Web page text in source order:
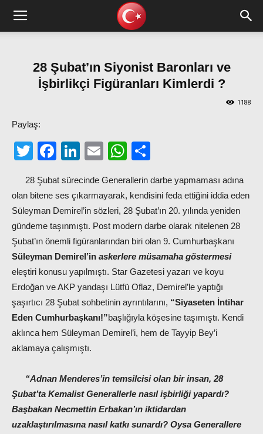
28 Şubat’ın Siyonist Baronları ve
İşbirlikçi Figüranları Kimlerdi ?
1188
Paylaş:
TwitterFacebook
LinkedIn
EmailWhatsApp
28 Şubat sürecinde Generallerin darbe yapmaması adına
olan bitene ses çıkarmayarak, kendisini feda ettiğini iddia eden
Süleyman Demirel’in sözleri, 28 Şubat’ın 20. yılında yeniden
gündeme taşınmıştı. Post modern darbe olarak nitelenen 28
Şubat’ın önemli figüranlarından biri olan 9. Cumhurbaşkanı
Süleyman Demirel’in askerlere müsamaha göstermesi
eleştiri konusu yapılmıştı. Star Gazetesi yazarı ve koyu
Erdoğan ve AKP yandaşı Lütfü Oflaz, Demirel’le yaptığı
şaşırtıcı 28 Şubat sohbetinin ayrıntılarını, “Siyaseten İntihar
Eden Cumhurbaşkanı!”başlığıyla köşesine taşımıştı. Kendi
aklınca hem Süleyman Demirel’i, hem de Tayyip Bey’i
aklamaya çalışmıştı.
“Adnan Menderes’in temsilcisi olan bir insan, 28
Şubat’ta Kemalist Generallerle nasıl işbirliği yapardı?
Başbakan Necmettin Erbakan’ın iktidardan
uzaklaştırılmasına nasıl katkı sunardı? Oysa Generallere